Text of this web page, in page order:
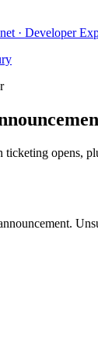
· Developer
opens,